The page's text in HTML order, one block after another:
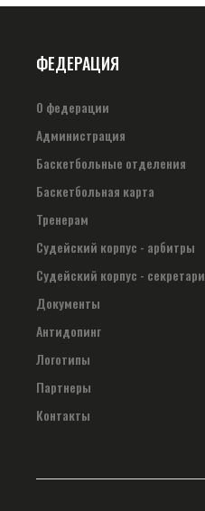
ФЕДЕРАЦИЯ
О федерации
Администрация
Баскетбольные отделения
Баскетбольная карта
Тренерам
Судейский корпус - арбитры
Судейский корпус - секретари
Документы
Антидопинг
Логотипы
Партнеры
Контакты